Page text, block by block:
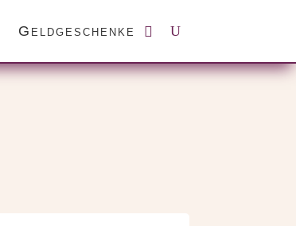
Geldgeschenke